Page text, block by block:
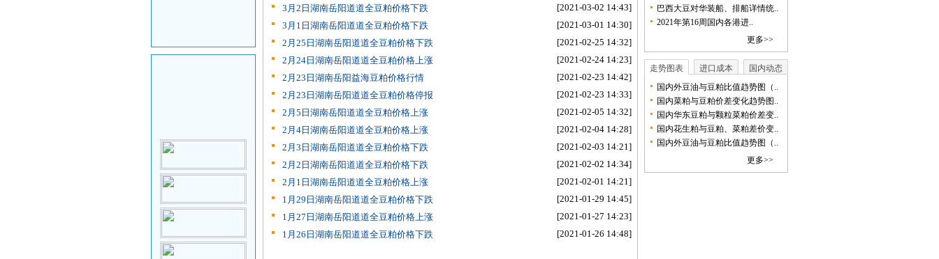
3月2日湖南岳阳道道全豆粕价格下跌
[2021-03-02 14:43]
3月1日湖南岳阳道道全豆粕价格下跌
[2021-03-01 14:30]
2月25日湖南岳阳道道全豆粕价格下跌
[2021-02-25 14:32]
2月24日湖南岳阳道道全豆粕价格上涨
[2021-02-24 14:23]
2月23日湖南岳阳益海豆粕价格行情
[2021-02-23 14:42]
2月23日湖南岳阳道道全豆粕价格停报
[2021-02-23 14:33]
2月5日湖南岳阳道道全豆粕价格上涨
[2021-02-05 14:32]
2月4日湖南岳阳道道全豆粕价格上涨
[2021-02-04 14:28]
2月3日湖南岳阳道道全豆粕价格下跌
[2021-02-03 14:21]
2月2日湖南岳阳道道全豆粕价格下跌
[2021-02-02 14:34]
2月1日湖南岳阳道道全豆粕价格上涨
[2021-02-01 14:21]
1月29日湖南岳阳道道全豆粕价格下跌
[2021-01-29 14:45]
1月27日湖南岳阳道道全豆粕价格上涨
[2021-01-27 14:23]
1月26日湖南岳阳道道全豆粕价格下跌
[2021-01-26 14:48]
巴西大豆对华装船、排船详情统..
2021年第16周国内各港进..
更多>>
走势图表 进口成本
国内动态
国内外豆油与豆粕比值趋势图（..
国内菜粕与豆粕价差变化趋势图..
国内华东豆粕与颗粒菜粕价差变..
国内花生粕与豆粕、菜粕差价变..
国内外豆油与豆粕比值趋势图（..
更多>>